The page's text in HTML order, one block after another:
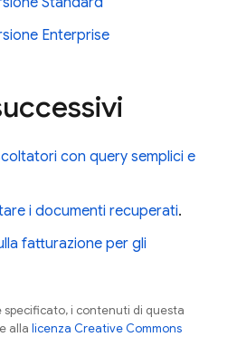
Enterprise
con query semplici e
i documenti recuperati.
fatturazione per gli
i contenuti di questa
alla licenza Creative Commons